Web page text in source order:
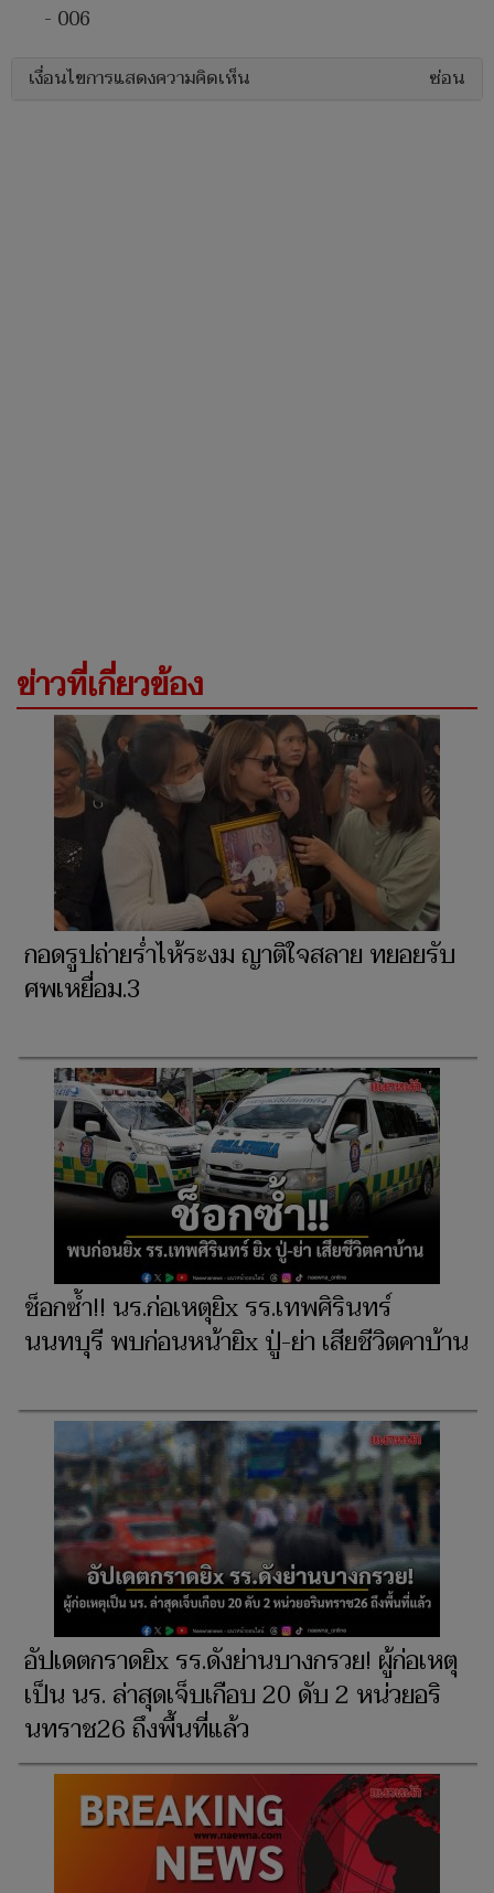
- 006
เงื่อนไขการแสดงความคิดเห็น ซ่อน
ข่าวที่เกี่ยวข้อง
กอดรูปถ่ายร่ำไห้ระงม ญาติใจสลาย ทยอยรับ
ศพเหยื่อม.3
ช็อกซ้ำ!! นร.ก่อเหตุยิx รร.เทพศิรินทร์
นนทบุรี พบก่อนหน้ายิx ปู่-ย่า เสียชีวิตคาบ้าน
อัปเดตกราดยิx รร.ดังย่านบางกรวย! ผู้ก่อเหตุ
เป็น นร. ล่าสุดเจ็บเกือบ 20 ดับ 2 หน่วยอริ
นทราช26 ถึงพื้นที่แล้ว